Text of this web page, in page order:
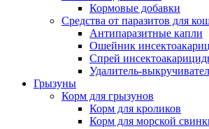
Кормовые добавки
Средства от паразитов для
Антипаразитные капли
Ошейник
Спрей
Удалитель-
Грызуны
Корм для грызунов
Корм для кроликов
Корм для морской